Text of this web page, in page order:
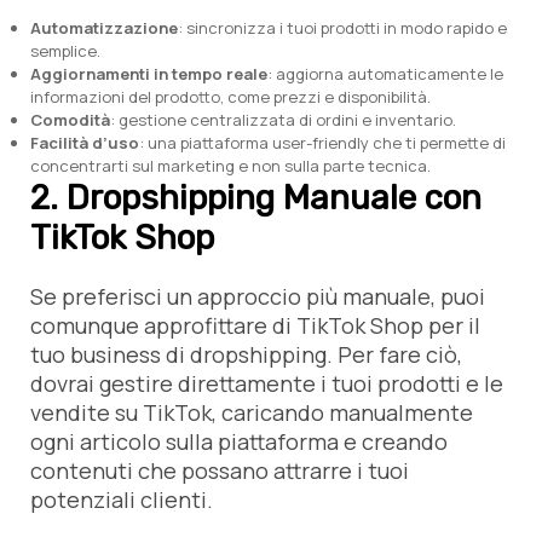
Automatizzazione: sincronizza i tuoi prodotti in modo rapido e
semplice.
Aggiornamenti in tempo reale: aggiorna automaticamente le
informazioni del prodotto, come prezzi e disponibilità.
Comodità: gestione centralizzata di ordini e inventario.
Facilità d’uso: una piattaforma user-friendly che ti permette di
concentrarti sul marketing e non sulla parte tecnica.
2. Dropshipping Manuale con
TikTok Shop
Se preferisci un approccio più manuale, puoi
comunque approfittare di TikTok Shop per il
tuo business di dropshipping. Per fare ciò,
dovrai gestire direttamente i tuoi prodotti e le
vendite su TikTok, caricando manualmente
ogni articolo sulla piattaforma e creando
contenuti che possano attrarre i tuoi
potenziali clienti.